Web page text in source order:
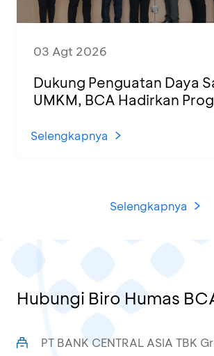
03 Agt 2026
Dukung Penguatan Daya
UMKM, BCA Hadirkan
di KCU Tanjung Priok
Selengkapnya
Selengkapnya
Hubungi Biro Humas
PT BANK CENTRAL ASIA TBK